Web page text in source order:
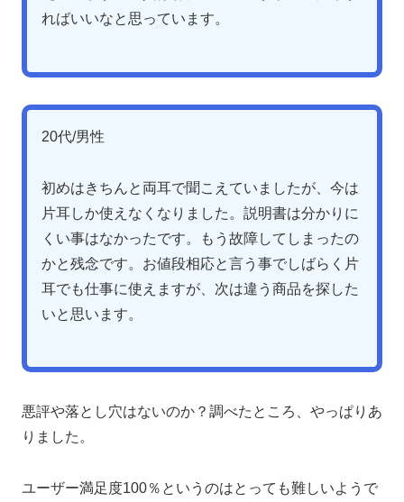
ればいいなと思っています。
20代/男性
初めはきちんと両耳で聞こえていましたが、今は
片耳しか使えなくなりました。説明書は分かりに
くい事はなかったです。もう故障してしまったの
かと残念です。お値段相応と言う事でしばらく片
耳でも仕事に使えますが、次は違う商品を探した
いと思います。
悪評や落とし穴はないのか？調べたところ、やっぱりあ
りました。
ユーザー満足度100％というのはとっても難しいようで